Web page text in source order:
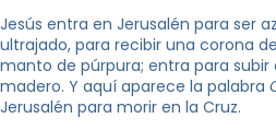
Jesús entra en Jerusalén para ser
ultrajado, para recibir una corona
manto de púrpura; entra para subir
madero. Y aquí aparece la palabra
Jerusalén para morir en la Cruz.